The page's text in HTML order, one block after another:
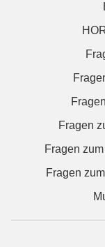
Fragen
Fragen
Fragen